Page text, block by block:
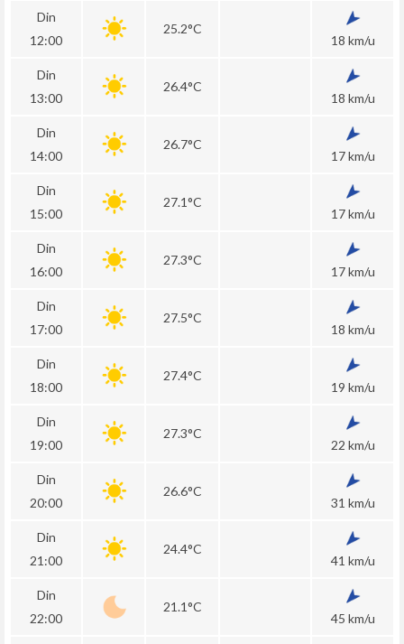
Din
12:00
25.2°C
18 km/u
Din
13:00
26.4°C
18 km/u
Din
14:00
26.7°C
17 km/u
Din
15:00
27.1°C
17 km/u
Din
16:00
27.3°C
17 km/u
Din
17:00
27.5°C
18 km/u
Din
18:00
27.4°C
19 km/u
Din
19:00
27.3°C
22 km/u
Din
20:00
26.6°C
31 km/u
Din
21:00
24.4°C
41 km/u
Din
22:00
21.1°C
45 km/u